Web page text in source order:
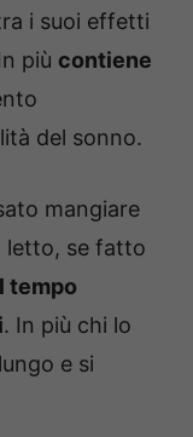
i suoi effetti
più contiene
del sonno.
mangiare
letto, se fatto
tempo
. In più chi lo
e si